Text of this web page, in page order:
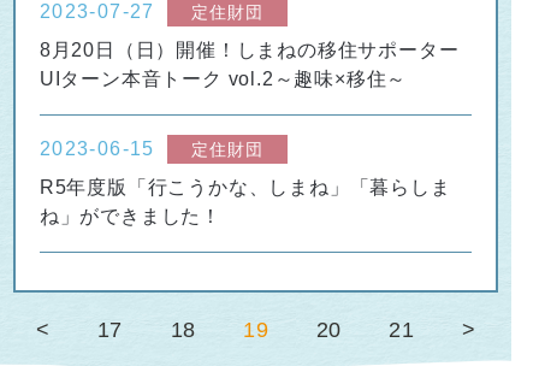
2023-07-27 定住財団
8月20日（日）開催！しまねの移住サポーター
UIターン本音トーク vol.2～趣味×移住～
2023-06-15 定住財団
R5年度版「行こうかな、しまね」「暮らしま
ね」ができました！
< 17 18 19 20 21 >